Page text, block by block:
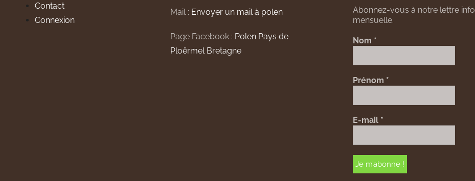
Contact
Connexion
Mail : Envoyer un mail à polen
Page Facebook : Polen Pays de
Ploërmel Bretagne
Abonnez-vous à notre lettre info
mensuelle.
Nom *
Prénom *
E-mail *